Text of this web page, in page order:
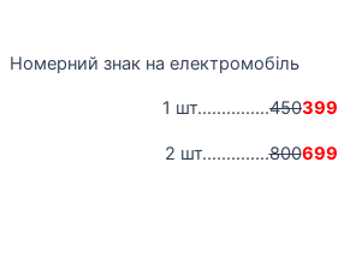
Номерний знак на електромобіль
1 шт...............450399
2 шт..............800699